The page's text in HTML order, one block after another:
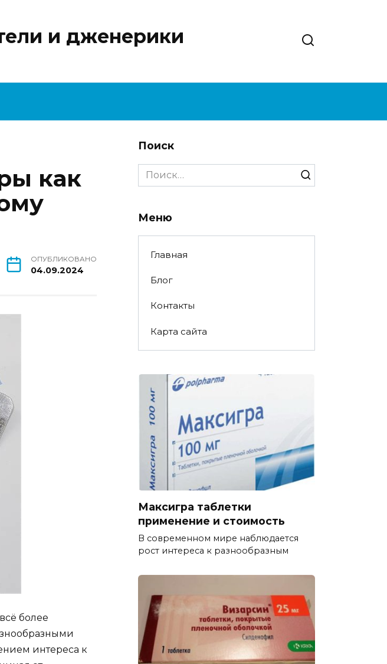
и дженерики
как
ОПУБЛИКОВАНО
04.09.2024
более
интереса к
Поиск
Search
for:
Меню
Главная
Блог
Контакты
Карта сайта
Максигра таблетки
применение и стоимость
В современном мире наблюдается
рост интереса к разнообразным